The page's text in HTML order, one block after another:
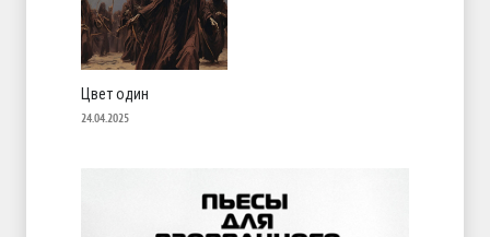
Цвет один
24.04.2025